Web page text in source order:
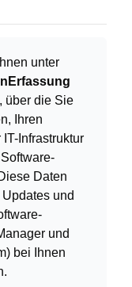
unter
über die Sie
Ihren
Infrastruktur
Daten
und
und
bei Ihnen